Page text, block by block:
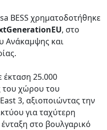
BESS χρηματοδοτήθηκε
, στο
Ανάκαμψης και
έκταση 25.000
του χώρου του
3, αξιοποιώντας την
για ταχύτερη
στο βουλγαρικό